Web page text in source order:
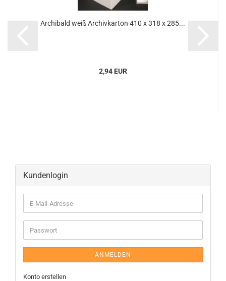
Ar­chi­bald weiß Ar­chiv­kar­ton 410 x 318 x 285...
2,94 EUR
Kundenlogin
ANMELDEN
Konto erstellen